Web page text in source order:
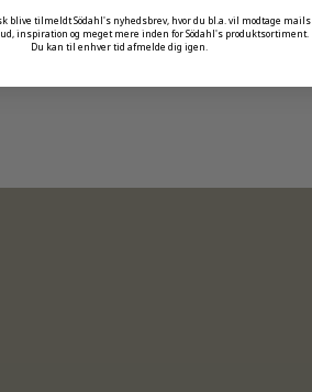
blive tilmeldt Södahl's nyhedsbrev, hvor du bl.a. vil modtage mails
inspiration og meget mere inden for Södahl's produktsortiment.
Du kan til enhver tid afmelde dig igen.